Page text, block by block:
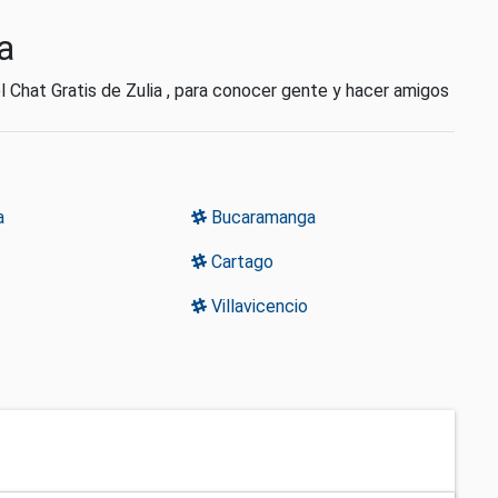
Gratis de Zulia , para conocer gente y hacer amigos
Bucaramanga
Cartago
Villavicencio